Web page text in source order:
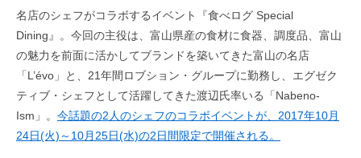
名店のシェフがコラボするイベント『食べログ Special
Dining』。今回の主役は、富山県産の食材に食器、調度品、富山
の魅力を前面に活かしてブランドを築いてきた富山の名店
「L’évo」と、21年間ロブション・グループに勤務し、エグゼク
ティブ・シェフとして活躍してきた渡辺氏率いる「Nabeno-
Ism」。 今話題の2人のシェフのコラボイベントが、2017年10月
24日(火)～10月25日(水)の2日間限定で開催される。